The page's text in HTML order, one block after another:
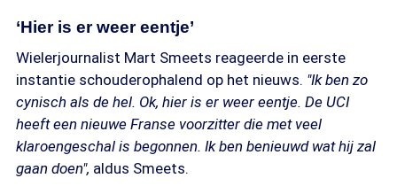
‘Hier is er weer eentje’
Wielerjournalist Mart Smeets reageerde in eerste
instantie schouderophalend op het nieuws. "Ik ben zo
cynisch als de hel. Ok, hier is er weer eentje. De UCI
heeft een nieuwe Franse voorzitter die met veel
klaroengeschal is begonnen. Ik ben benieuwd wat hij zal
gaan doen", aldus Smeets.